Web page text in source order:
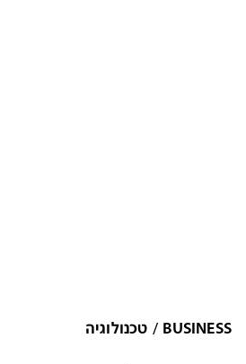
BUSINESS טכנולוגיה